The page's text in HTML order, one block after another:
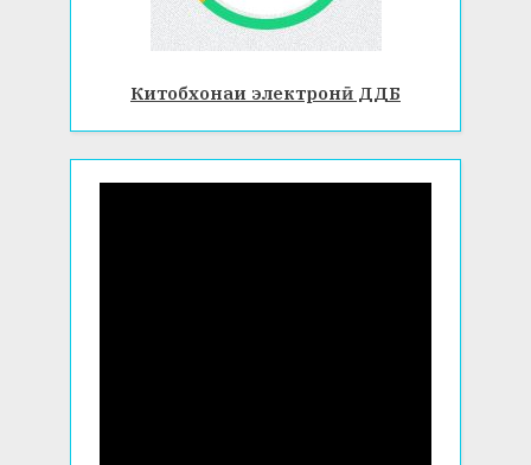
Китобхонаи электронӣ ДДБ